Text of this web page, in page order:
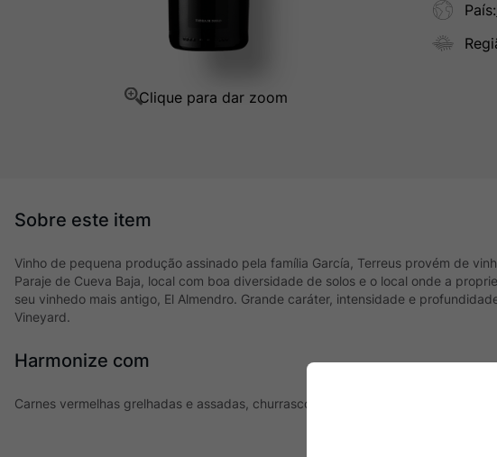
País:
Vinho de pequena produção assinado pela família García, Terreus provém de
Paraje de Cueva Baja, local com boa diversidade de solos e o local onde a
seu vinhedo mais antigo, El Almendro. Grande caráter, intensidade e
Vineyard.
Harmonize com
Carnes vermelhas grelhadas e assadas, churrasco, embutidos e queijos duros.